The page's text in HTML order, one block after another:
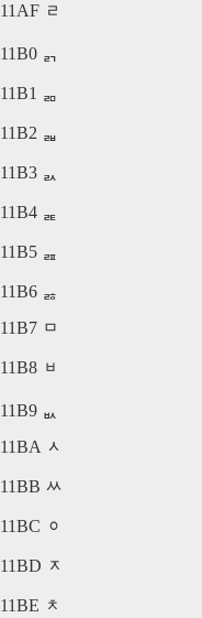
11AF ᆯ
11B0 ᆰ
11B1 ᆱ
11B2 ᆲ
11B3 ᆳ
11B4 ᆴ
11B5 ᆵ
11B6 ᆶ
11B7 ᆷ
11B8 ᆸ
11B9 ᆹ
11BA ᆺ
11BB ᆻ
11BC ᆼ
11BD ᆽ
11BE ᆾ